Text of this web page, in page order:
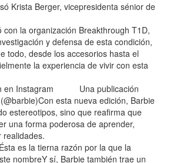
Krista Berger, vicepresidenta sénior de
con la organización Breakthrough T1D,
y defensa de esta condición,
todo, desde los accesorios hasta el
la experiencia de vivir con esta
en Instagram Una publicación
esta nueva edición, Barbie
estereotipos, sino que reafirma que
una forma poderosa de aprender,
realidades.
es la tierna razón por la que la
nombreY sí, Barbie también trae un